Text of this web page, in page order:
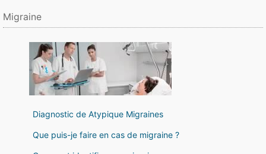
Migraine
Diagnostic de Atypique Migraines
Que puis-je faire en cas de migraine ?